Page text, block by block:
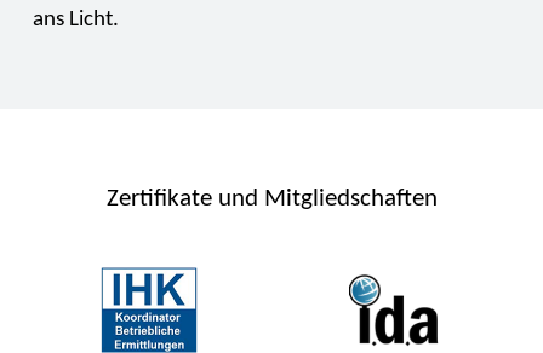
ans Licht.
Zertifikate und Mitgliedschaften